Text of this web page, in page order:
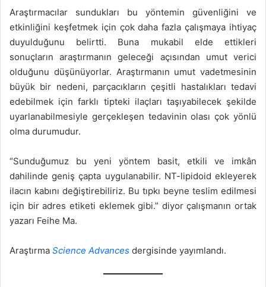
Araştırmacılar sundukları bu yöntemin güvenliğini ve
etkinliğini keşfetmek için çok daha fazla çalışmaya ihtiyaç
duyulduğunu belirtti. Buna mukabil elde ettikleri
sonuçların araştırmanın geleceği açısından umut verici
olduğunu düşünüyorlar. Araştırmanın umut vadetmesinin
büyük bir nedeni, parçacıkların çeşitli hastalıkları tedavi
edebilmek için farklı tipteki ilaçları taşıyabilecek şekilde
uyarlanabilmesiyle gerçekleşen tedavinin olası çok yönlü
olma durumudur.
“Sunduğumuz bu yeni yöntem basit, etkili ve imkân
dahilinde geniş çapta uygulanabilir. NT-lipidoid ekleyerek
ilacın kabını değiştirebiliriz. Bu tıpkı beyne teslim edilmesi
için bir adres etiketi eklemek gibi.” diyor çalışmanın ortak
yazarı Feihe Ma.
Araştırma Science Advances dergisinde yayımlandı.